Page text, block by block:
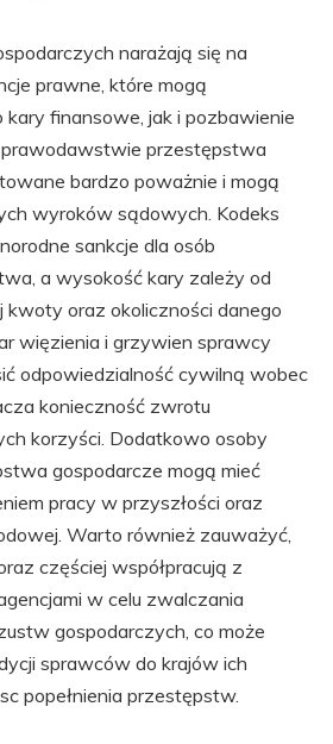
narażają się na
prawne, które mogą
finansowe, jak i pozbawienie
przestępstwa
bardzo poważnie i mogą
wyroków sądowych. Kodeks
sankcje dla osób
a wysokość kary zależy od
oraz okoliczności danego
więzienia i grzywien sprawcy
odpowiedzialność cywilną wobec
konieczność zwrotu
korzyści. Dodatkowo osoby
gospodarcze mogą mieć
pracy w przyszłości oraz
Warto również zauważyć,
częściej współpracują z
w celu zwalczania
gospodarczych, co może
sprawców do krajów ich
popełnienia przestępstw.